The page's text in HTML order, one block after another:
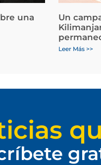
una
Un
Leer Más >>